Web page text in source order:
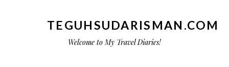
TEGUHSUDARISMAN.COM
Welcome to My Travel Diaries!